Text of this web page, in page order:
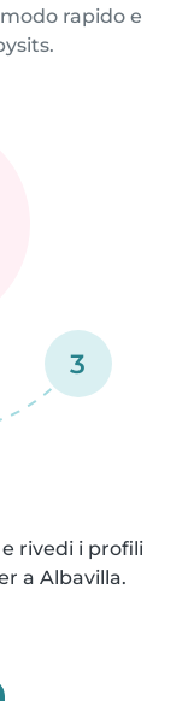
rapido e
3
rivedi i profili
a Albavilla.